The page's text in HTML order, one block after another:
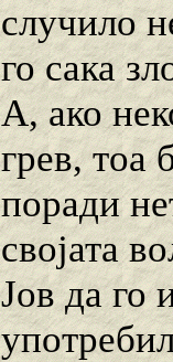
случило
го сака
А, ако
грев, тоа
поради
својата
Јов да го